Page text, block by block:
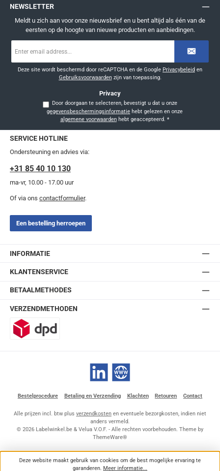
NEWSLETTER
Meldt u zich aan voor onze nieuwsbrief en u bent altijd als één van de
eersten op de hoogte van nieuwe producten en aanbiedingen.
mailadres
Deze site wordt beschermd door reCAPTCHA en de Google Privacybeleid en
Gebruiksvoorwaardenzijn van toepassing.
Privacy
Door doorgaan te selecteren, bevestigt u dat u onze
gegevensbeschermingsinformatie
algemene voorwaardenhebt geaccepteerd. *
SERVICE HOTLINE
Ondersteuning en advies via:
+31 85 40 10 130
ma-vr, 10.00 - 17.00 uur
Of via ons contactformulier.
Een bestelling herroepen
INFORMATIE
KLANTENSERVICE
BETAALMETHODES
VERZENDMETHODEN
LinkedIn Website
Bestelprocedure Betaling en Verzending Klachten Retouren Contact
Alle prijzen incl. btw plus verzendkosten en eventuele bezorgkosten, indien niet
anders vermeld.
© 2026 Labelwinkel.be & Velua V.O.F. - Alle rechten voorbehouden. Theme by
ThemeWare®
Deze website maakt gebruik van cookies om de best mogelijke ervaring te
garanderen. Meer informatie...